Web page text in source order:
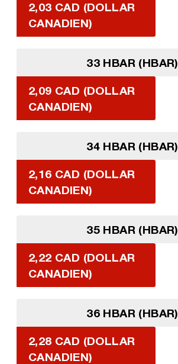
2,03 CAD (DOLLAR
CANADIEN)
33 HBAR (HBAR)
2,09 CAD (DOLLAR
CANADIEN)
34 HBAR (HBAR)
2,16 CAD (DOLLAR
CANADIEN)
35 HBAR (HBAR)
2,22 CAD (DOLLAR
CANADIEN)
36 HBAR (HBAR)
2,28 CAD (DOLLAR
CANADIEN)